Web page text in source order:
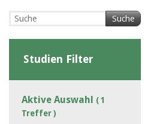
Suche
Studien Filter
Aktive Auswahl ( 1
Treffer )